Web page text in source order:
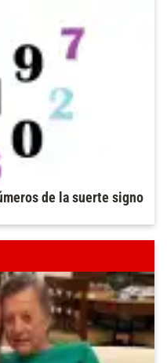
de la suerte signo